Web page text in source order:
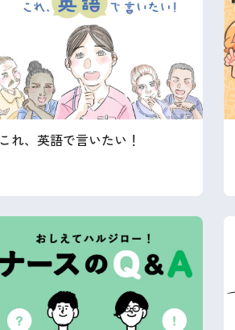
これ、英語で言いたい！